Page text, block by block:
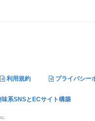
利用規約 プライバシー
系SNSとECサイト構築